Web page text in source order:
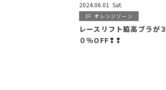
2024.06.01 Sat.
3F オレンジゾーン
レースリフト脇高ブラが３
０％OFF❢❢